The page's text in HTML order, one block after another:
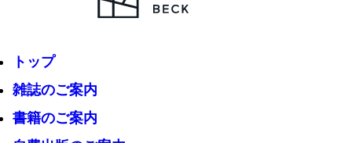
トップ
雑誌のご案内
書籍のご案内